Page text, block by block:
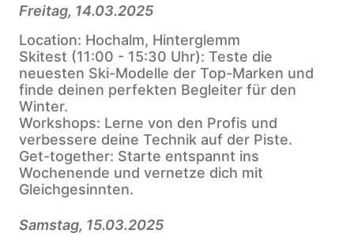
Freitag, 14.03.2025
Location: Hochalm, Hinterglemm
Skitest (11:00 - 15:30 Uhr): Teste die
neuesten Ski-Modelle der Top-Marken und
finde deinen perfekten Begleiter für den
Winter.
Workshops: Lerne von den Profis und
verbessere deine Technik auf der Piste.
Get-together: Starte entspannt ins
Wochenende und vernetze dich mit
Gleichgesinnten.
Samstag, 15.03.2025